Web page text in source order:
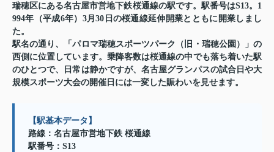
瑞穂区にある名古屋市営地下鉄桜通線の駅です。駅番号はS13。1
994年（平成6年）3月30日の桜通線延伸開業とともに開業しまし
た。
駅名の通り、「パロマ瑞穂スポーツパーク（旧・瑞穂公園）」の
西側に位置しています。乗降客数は桜通線の中でも落ち着いた駅
のひとつで、日常は静かですが、名古屋グランパスの試合日や大
規模スポーツ大会の開催日には一変した賑わいを見せます。
【駅基本データ】
路線：名古屋市営地下鉄 桜通線
駅番号：S13